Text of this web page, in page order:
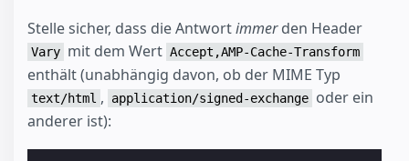
Stelle sicher, dass die Antwortimmerden Header
Vary mit dem Wert Accept,AMP-Cache-Transform
enthält (unabhängig davon, ob der MIME Typ
text/html , application/signed-exchange oder ein
anderer ist):